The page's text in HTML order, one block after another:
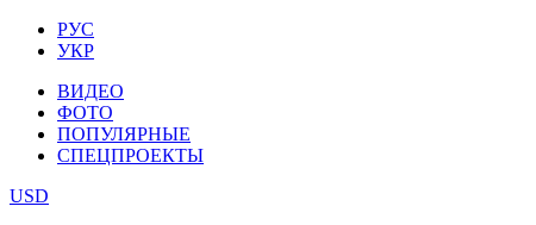
РУС
УКР
ВИДЕО
ФОТО
ПОПУЛЯРНЫЕ
СПЕЦПРОЕКТЫ
USD